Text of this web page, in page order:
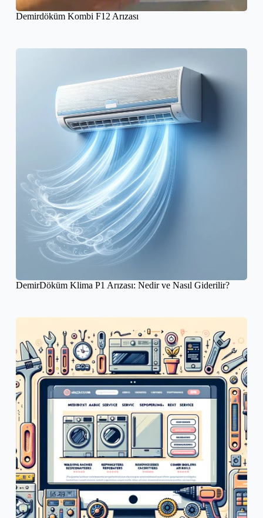
Demirdöküm Kombi F12 Arızası
DemirDöküm Klima P1 Arızası: Nedir ve Nasıl Giderilir?